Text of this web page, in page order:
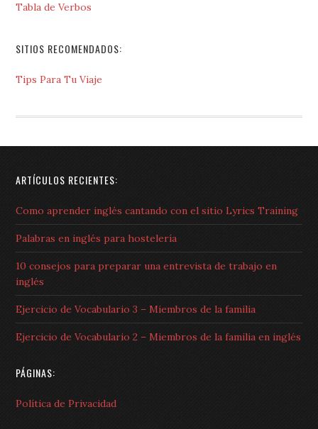
Tabla de Verbos
SITIOS RECOMENDADOS:
Tips Para Tu Viaje
ARTÍCULOS RECIENTES:
Como aprender inglés cantando con el sitio Lyrics Training
Palabras en inglés para hostelería
10 consejos para preparar una entrevista de trabajo en
inglés
Ejercicio de Vocabulario 3 – Miembros de la familia
Ejercicio de Vocabulario 2 – Miembros de la familia en inglés
PÁGINAS:
Política de Privacidad